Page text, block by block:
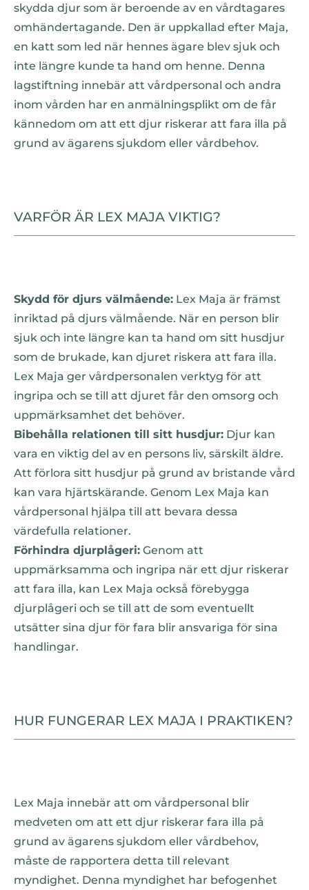
skydda djur som är beroende av en vårdtagares
omhändertagande. Den är uppkallad efter Maja,
en katt som led när hennes ägare blev sjuk och
inte längre kunde ta hand om henne. Denna
lagstiftning innebär att vårdpersonal och andra
inom vården har en anmälningsplikt om de får
kännedom om att ett djur riskerar att fara illa på
grund av ägarens sjukdom eller vårdbehov.
VARFÖR ÄR LEX MAJA VIKTIG?
Skydd för djurs välmående: Lex Maja är främst
inriktad på djurs välmående. När en person blir
sjuk och inte längre kan ta hand om sitt husdjur
som de brukade, kan djuret riskera att fara illa.
Lex Maja ger vårdpersonalen verktyg för att
ingripa och se till att djuret får den omsorg och
uppmärksamhet det behöver.
Bibehålla relationen till sitt husdjur: Djur kan
vara en viktig del av en persons liv, särskilt äldre.
Att förlora sitt husdjur på grund av bristande vård
kan vara hjärtskärande. Genom Lex Maja kan
vårdpersonal hjälpa till att bevara dessa
värdefulla relationer.
Förhindra djurplågeri: Genom att
uppmärksamma och ingripa när ett djur riskerar
att fara illa, kan Lex Maja också förebygga
djurplågeri och se till att de som eventuellt
utsätter sina djur för fara blir ansvariga för sina
handlingar.
HUR FUNGERAR LEX MAJA I PRAKTIKEN?
Lex Maja innebär att om vårdpersonal blir
medveten om att ett djur riskerar fara illa på
grund av ägarens sjukdom eller vårdbehov,
måste de rapportera detta till relevant
myndighet. Denna myndighet har befogenhet